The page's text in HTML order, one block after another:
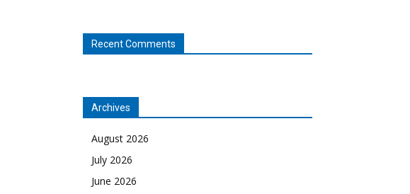
Recent Comments
Archives
August 2026
July 2026
June 2026